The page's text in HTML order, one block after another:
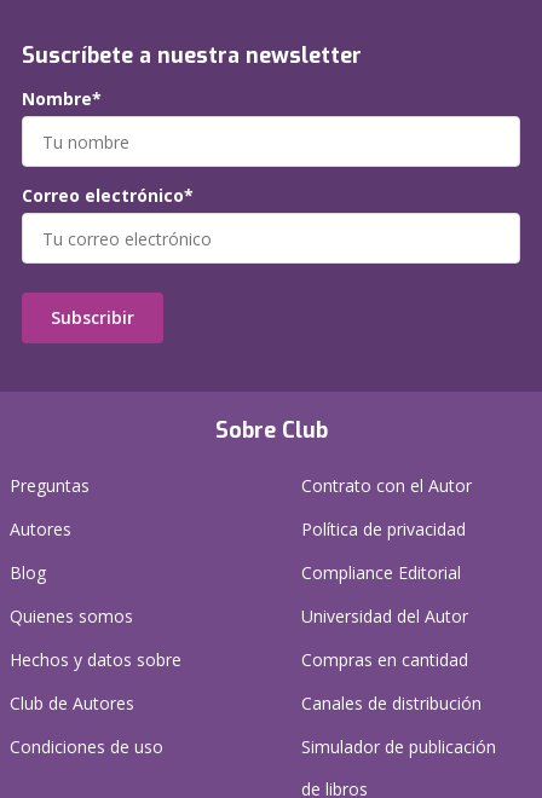
Sobre Club
Preguntas
Autores
Blog
Quienes somos
Hechos y datos sobre
Club de Autores
Condiciones de uso
Contrato con el Autor
Política de privacidad
Compliance Editorial
Universidad del Autor
Compras en cantidad
Canales de distribución
Simulador de publicación
de libros
Suscríbete a nuestra newsletter
Nombre*
Correo electrónico*
Subscribir